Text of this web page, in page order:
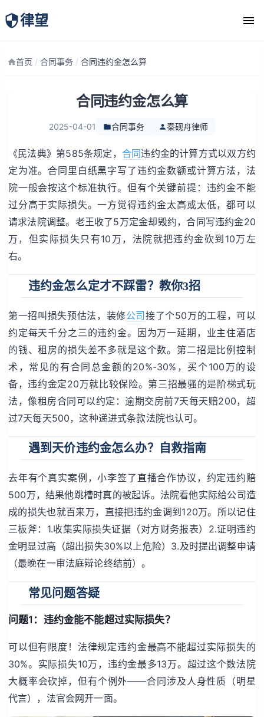
律望
律师团队
首页 / 合同事务 / 合同违约金怎么算
合同违约金怎么算
2025-04-01 合同事务 秦砚舟律师
《民法典》第585条规定， 合同违约金的计算方式以双方约
定为准。合同里白纸黑字写了违约金数额或计算方法，法
院一般会按这个标准执行。但有个关键前提：违约金不能
过分高于实际损失。一方觉得违约金太高或太低，都可以
请求法院调整。老王收了5万定金却毁约，合同写违约金20
万，但实际损失只有10万，法院就把违约金砍到10万左
右。
违约金怎么定才不踩雷？教你3招
第一招叫损失预估法，装修公司接了个50万的工程，可以
约定每天千分之三的违约金。因为万一延期，业主住酒店
的钱、租房的损失差不多就是这个数。第二招是比例控制
术，常见的有合同总金额的20%-30%，买个100万的设
备，违约金定20万就比较保险。第三招最骚的是阶梯式玩
法，像租房合同可以约定：逾期交房前7天每天赔200，超
过7天每天500，这种递进式条款法院也认可。
遇到天价违约金怎么办？自救指南
去年有个真实案例，小李签了直播合作协议，约定违约赔
500万，结果他跳槽时真的被起诉。法院看他实际给公司造
成的损失也就百来万，直接把违约金调到120万。所以记住
三板斧：1.收集实际损失证据（对方财务报表）2.证明违约
金明显过高（超出损失30%以上危险）3.及时提出调整申请
（最晚在一审法庭辩论终结前）。
常见问题答疑
问题1：违约金能不能超过实际损失？
可以但有限度！法律规定违约金最高不能超过实际损失的
30%。实际损失10万，违约金最多13万。超过这个数法院
大概率会砍掉，但有个例外——合同涉及人身性质（明星
代言），法官会网开一面。